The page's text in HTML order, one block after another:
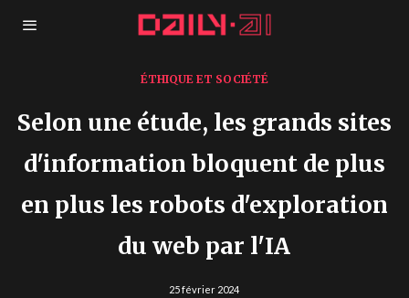
ÉTHIQUE ET SOCIÉTÉ
Selon une étude, les grands sites
d'information bloquent de plus
en plus les robots d'exploration
du web par l'IA
25 février 2024